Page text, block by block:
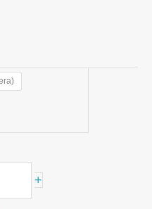
208,99 zł
+